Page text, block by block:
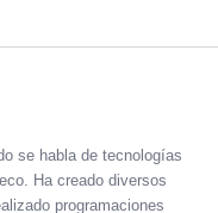
se habla de tecnologías
Ha creado diversos
programaciones